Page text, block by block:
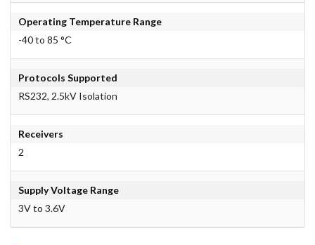
Operating Temperature Range
-40 to 85 °C
Protocols Supported
RS232, 2.5kV Isolation
Receivers
2
Supply Voltage Range
3V to 3.6V